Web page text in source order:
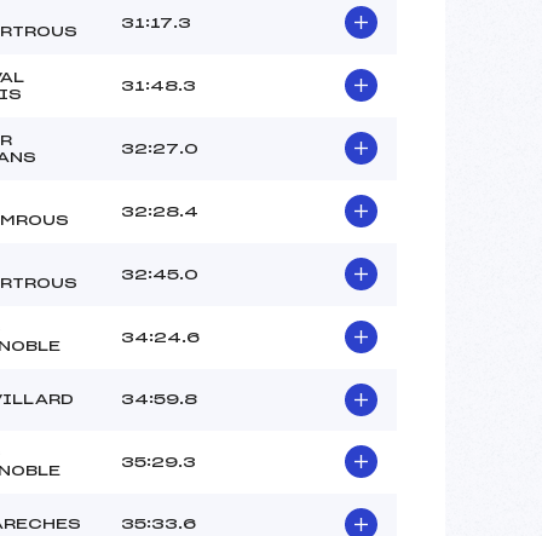
31:17.3
31:48.3
32:27.0
32:28.4
32:45.0
34:24.6
34:59.8
35:29.3
35:33.6